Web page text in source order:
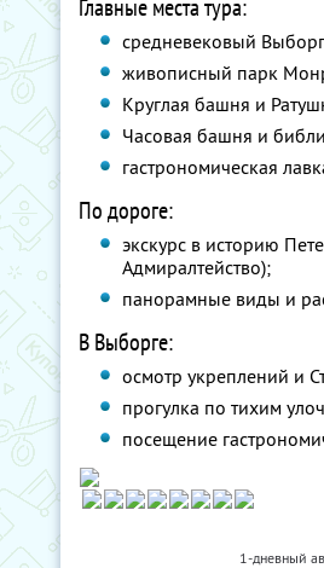
Главные места тура:
средневековый
живописный парк
Круглая башня и
Часовая башня и
гастрономическая
По дороге:
экскурс в историю
Адмиралтейство);
панорамные виды и
В Выборге:
осмотр укреплений и
прогулка по тихим
посещение
1-дневный